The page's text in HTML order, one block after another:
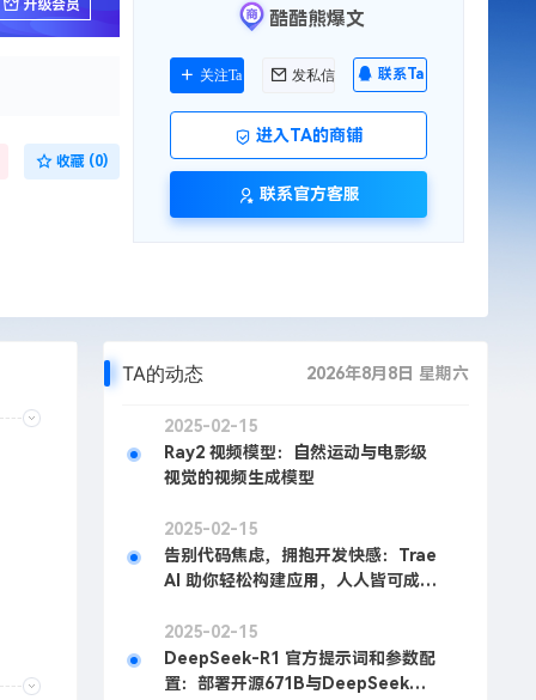
升级会员
收藏 (0)
酷酷熊爆文
关注Ta 发私信 联系Ta
进入TA的商铺
联系官方客服
TA的动态 2026年8月8日 星期六
2025-02-15
Ray2 视频模型：自然运动与电影级
视觉的视频生成模型
2025-02-15
告别代码焦虑，拥抱开发快感：Trae
AI 助你轻松构建应用，人人皆可成为
2025-02-15
DeepSeek-R1 官方提示词和参数配
置：部署开源671B与DeepSeek官